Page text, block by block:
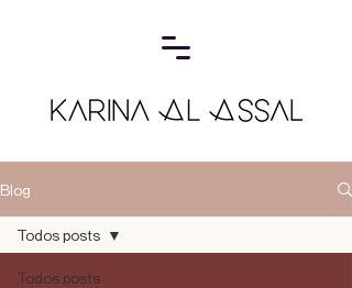
Blog
Todos posts
Todos posts